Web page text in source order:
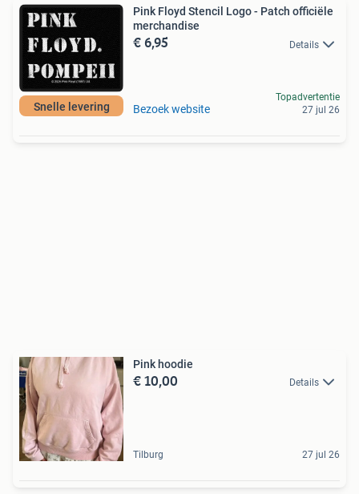
Snelle levering
Pink Floyd Stencil Logo - Patch officiële
merchandise
€ 6,95 Details
Bezoek website
Topadvertentie
27 jul 26
Pink hoodie
€ 10,00 Details
Tilburg 27 jul 26